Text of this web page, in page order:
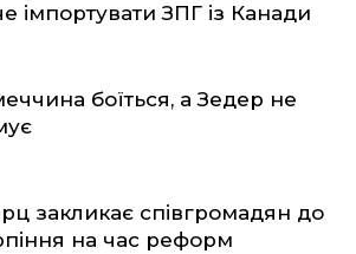
імпортувати ЗПГ із Канади
боїться, а Зедер не
закликає співгромадян до
на час реформ